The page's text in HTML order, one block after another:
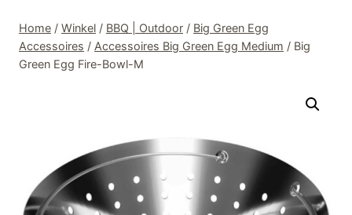
Home / Winkel / BBQ | Outdoor / Big Green Egg
Accessoires / Accessoires Big Green Egg Medium / Big
Green Egg Fire-Bowl-M